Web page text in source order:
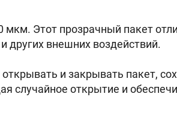
Этот прозрачный пакет
других внешних воздействий.
и закрывать пакет,
случайное открытие и